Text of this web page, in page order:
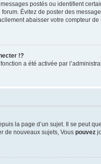
postés ou identifient
Évitez de poster des
abaisser votre compteur de
!?
a été activée par
la page d’un sujet. Il se peut
de nouveaux sujets, Vous pouvez